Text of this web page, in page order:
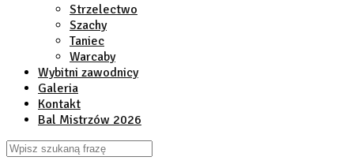
Strzelectwo
Szachy
Taniec
Warcaby
Wybitni zawodnicy
Galeria
Kontakt
Bal Mistrzów 2026